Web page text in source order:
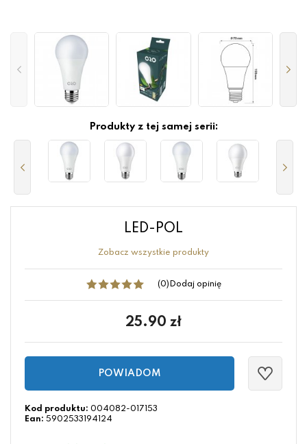
Produkty z tej samej serii:
LED-POL
Zobacz wszystkie produkty
(0) Dodaj opinię
25.90 zł
POWIADOM
Kod produktu: 004082-017153
Ean: 5902533194124